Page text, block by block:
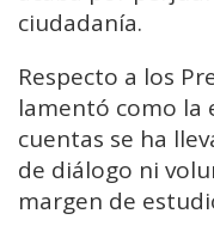
ciudadanía.
Respecto a los
lamentó como la
cuentas se ha
de diálogo ni
margen de